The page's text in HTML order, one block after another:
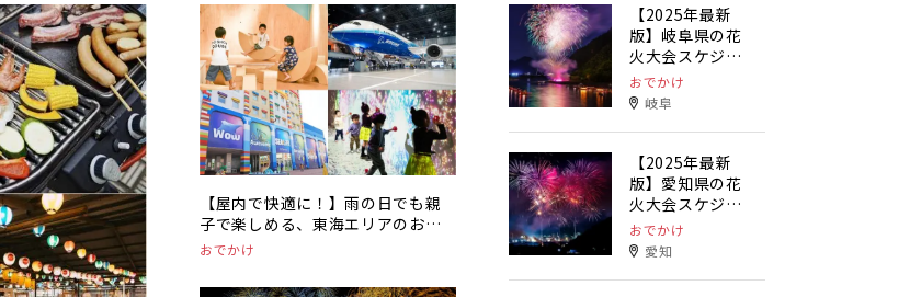
【屋内で快適に！】雨の日でも親
子で楽しめる、東海エリアのおで
かけスポットまとめ
おでかけ
【2025年最新
版】岐阜県の花
火大会スケジュ
ールまとめ
おでかけ
岐阜
【2025年最新
版】愛知県の花
火大会スケジュ
ールまとめ
おでかけ
愛知